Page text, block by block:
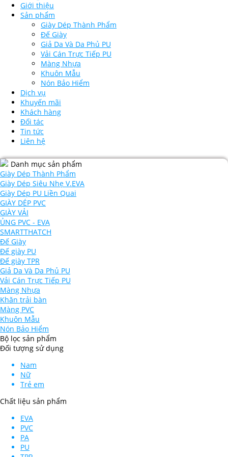
Giới thiệu
Sản phẩm
Giày Dép Thành Phẩm
Đế Giày
Giả Da Và Da Phủ PU
Vải Cán Trực Tiếp PU
Màng Nhựa
Khuôn Mẫu
Nón Bảo Hiểm
Dịch vụ
Khuyến mãi
Khách hàng
Đối tác
Tin tức
Liên hệ
Danh mục sản phẩm
Giày Dép Thành Phẩm
Giày Dép Siêu Nhẹ V.EVA
Giày Dép PU Liền Quai
GIÀY DÉP PVC
GIÀY VẢI
ỦNG PVC - EVA
SMARTTHATCH
Đế Giày
Đế giày PU
Đế giày TPR
Giả Da Và Da Phủ PU
Vải Cán Trực Tiếp PU
Màng Nhựa
Khăn trải bàn
Màng PVC
Khuôn Mẫu
Nón Bảo Hiểm
Bộ lọc sản phẩm
Đối tượng sử dụng
Nam
Nữ
Trẻ em
Chất liệu sản phẩm
EVA
PVC
PA
PU